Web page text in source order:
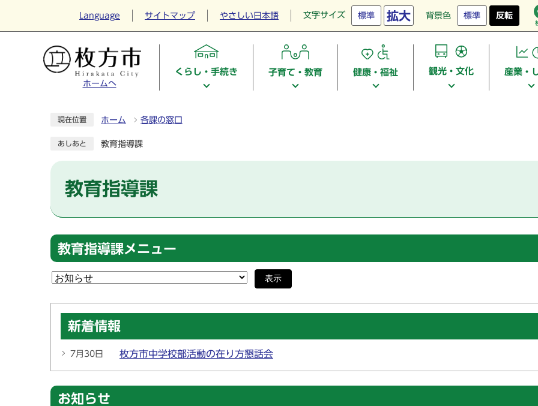
Language サイトマップ やさしい日本語 文字サイズ 標準 拡大 背景色 標準 反転
ホームへ
くらし・手続き 子育て・教育 健康・福祉 観光・文化 産業・
現在位置 ホーム 各課の窓口
あしあと 教育指導課
教育指導課
教育指導課メニュー
表示
新着情報
7月30日 枚方市中学校部活動の在り方懇話会
お知らせ